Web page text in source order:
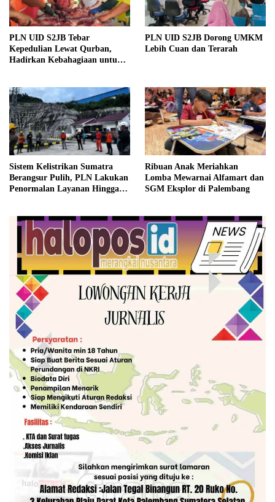
PLN UID S2JB Tebar
Kepedulian Lewat Qurban,
Hadirkan Kebahagiaan untuk
PLN UID S2JB Dorong UMKM
Lebih Cuan dan Terarah
Sistem Kelistrikan Sumatra
Berangsur Pulih, PLN Lakukan
Penormalan Layanan Hingga
Ribuan Anak Meriahkan
Lomba Mewarnai Alfamart dan
SGM Eksplor di Palembang